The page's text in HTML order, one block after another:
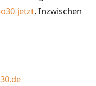
jetzt. Inzwischen